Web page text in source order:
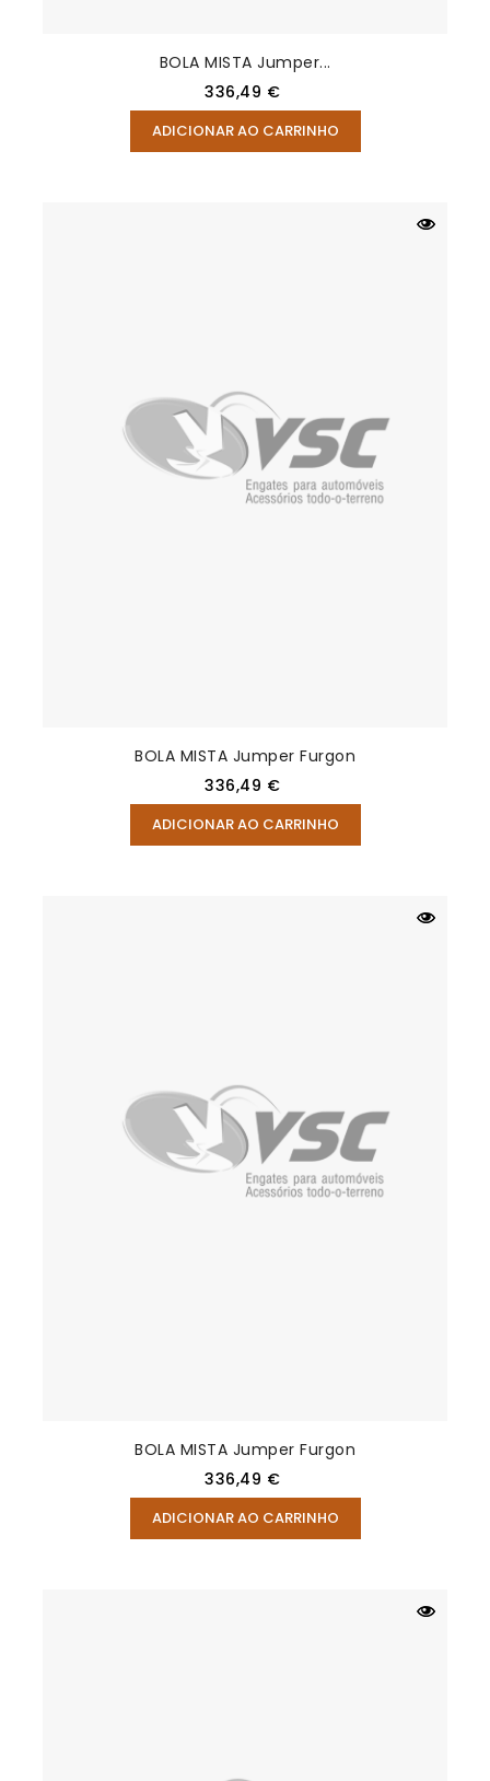
BOLA MISTA Jumper...
Preço
336,49 €
ADICIONAR AO CARRINHO
BOLA MISTA Jumper Furgon
Preço
336,49 €
ADICIONAR AO CARRINHO
BOLA MISTA Jumper Furgon
Preço
336,49 €
ADICIONAR AO CARRINHO